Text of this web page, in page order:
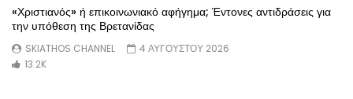
«Χριστιανός» ή επικοινωνιακό αφήγημα; Έντονες αντιδράσεις για
την υπόθεση της Βρετανίδας
SKIATHOS CHANNEL
4 ΑΥΓΟΎΣΤΟΥ 2026
13.2K